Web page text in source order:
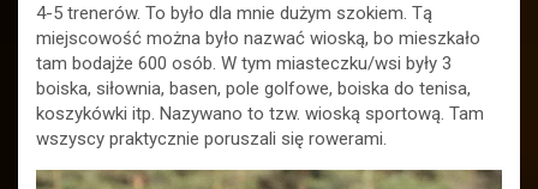
4-5 trenerów. To było dla mnie dużym szokiem. Tą
miejscowość można było nazwać wioską, bo mieszkało
tam bodajże 600 osób. W tym miasteczku/wsi były 3
boiska, siłownia, basen, pole golfowe, boiska do tenisa,
koszykówki itp. Nazywano to tzw. wioską sportową. Tam
wszyscy praktycznie poruszali się rowerami.